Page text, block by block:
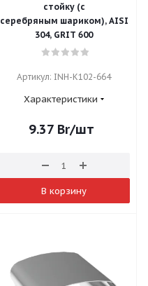
стойку (с
серебряным шариком), AISI
304, GRIT 600
Артикул: INH-K102-664
Характеристики
9.37 Br/шт
В корзину